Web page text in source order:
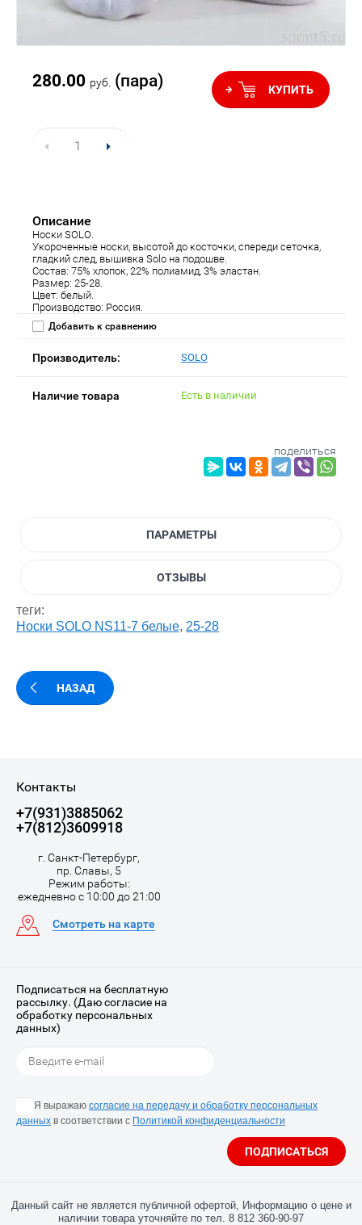
280.00 руб. (пара) КУПИТЬ
Описание
Носки SOLO.
Укороченные носки, высотой до косточки, спереди сеточка,
гладкий след, вышивка Solo на подошве.
Состав: 75% хлопок, 22% полиамид, 3% эластан.
Размер: 25-28.
Цвет: белый.
Производство: Россия.
Добавить к сравнению
Производитель: SOLO
Наличие товара Есть в наличии
поделиться
ПАРАМЕТРЫ
ОТЗЫВЫ
теги:
Носки SOLO NS11-7 белые, 25-28
НАЗАД
Контакты
+7(931)3885062
+7(812)3609918
г. Санкт-Петербург,
пр. Славы, 5
Режим работы:
ежедневно с 10:00 до 21:00
Смотреть на карте
Подписаться на бесплатную
рассылку. (Даю согласие на
обработку персональных
данных)
Я выражаю согласие на передачу и обработку персональных
данных в соответствии с Политикой конфиденциальности
ПОДПИСАТЬСЯ
Данный сайт не является публичной офертой, Информацию о цене и
наличии товара уточняйте по тел. 8 812 360-90-97